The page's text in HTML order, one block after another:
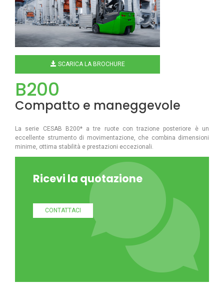
SCARICA LA BROCHURE
B200
Compatto e maneggevole
La serie CESAB B200* a tre ruote con trazione posteriore è un
eccellente strumento di movimentazione, che combina dimensioni
minime, ottima stabilità e prestazioni eccezionali.
Ricevi la quotazione
CONTATTACI